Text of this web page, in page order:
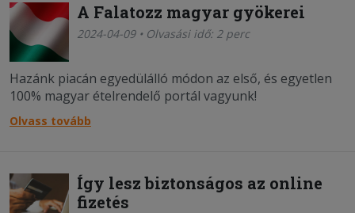
A Falatozz magyar gyökerei
2024-04-09 • Olvasási idő: 2 perc
Hazánk piacán egyedülálló módon az első, és egyetlen
100% magyar ételrendelő portál vagyunk!
Olvass tovább
Így lesz biztonságos az online
fizetés